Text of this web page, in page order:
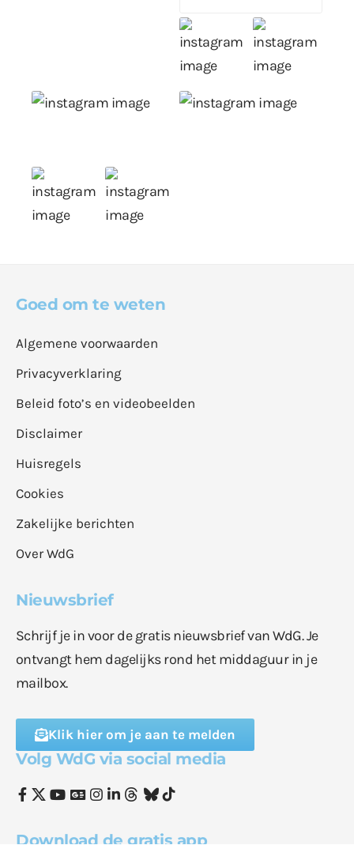
Goed om te weten
Algemene voorwaarden
Privacyverklaring
Beleid foto’s en videobeelden
Disclaimer
Huisregels
Cookies
Zakelijke berichten
Over WdG
Nieuwsbrief
Schrijf je in voor de gratis nieuwsbrief van WdG. Je
ontvangt hem dagelijks rond het middaguur in je
mailbox.
Klik hier om je aan te melden
Volg WdG via social media
Download de gratis app